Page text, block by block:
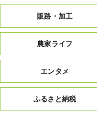
販路・加工
農家ライフ
エンタメ
ふるさと納税